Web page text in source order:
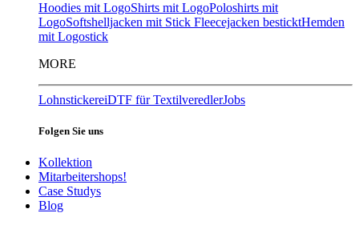
Hoodies mit LogoShirts mit LogoPoloshirts mit
LogoSoftshelljacken mit Stick Fleecejacken besticktHemden
mit Logostick
MORE
LohnstickereiDTF für TextilveredlerJobs
Folgen Sie uns
Kollektion
Mitarbeitershops!
Case Studys
Blog